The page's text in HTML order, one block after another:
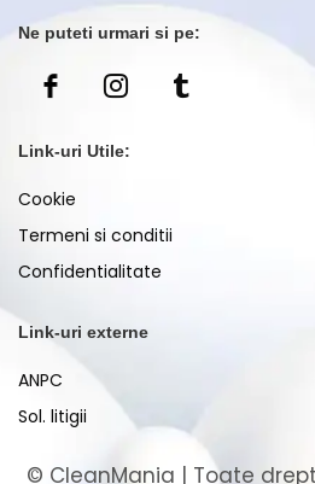
Ne puteti urmari si pe:
Link-uri Utile:
Cookie
Termeni si conditii
Confidentialitate
Link-uri externe
ANPC
Sol. litigii
© CleanMania | Toate